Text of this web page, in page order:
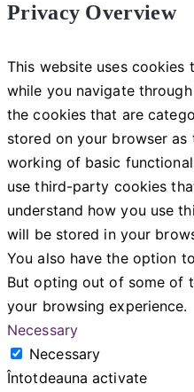
Privacy Overview
This website uses cookies
while you navigate
the cookies that are
stored on your browser
working of basic
use third-party cookies
understand how you use
will be stored in your
You also have the option
But opting out of some of
your browsing experience.
Necessary
Necessary
Întotdeauna activate